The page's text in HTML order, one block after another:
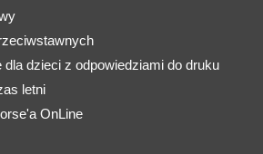
dla dzieci z odpowiedziami do druku
letni
OnLine